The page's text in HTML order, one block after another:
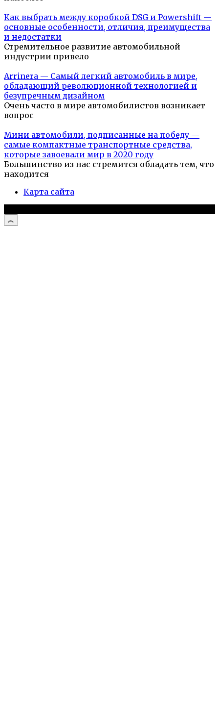
Как выбрать между коробкой DSG и Powershift —
основные особенности, отличия, преимущества
и недостатки
Стремительное развитие автомобильной
индустрии привело
Arrinera — Самый легкий автомобиль в мире,
обладающий революционной технологией и
безупречным дизайном
Очень часто в мире автомобилистов возникает
вопрос
Мини автомобили, подписанные на победу —
самые компактные транспортные средства,
которые завоевали мир в 2020 году
Большинство из нас стремится обладать тем, что
находится
Карта сайта